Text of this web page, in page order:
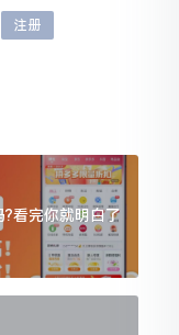
注册
看完你就明白了